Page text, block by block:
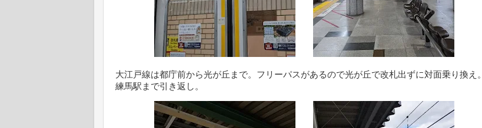
大江戸線は都庁前から光が丘まで。フリーパスがあるので光が丘で改札出ずに対面乗り換え。
練馬駅まで引き返し。